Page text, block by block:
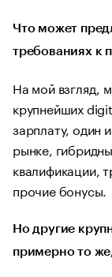
Что может
требованиях к
На мой взгляд,
крупнейших
зарплату, один
рынке,
квалификации,
прочие бонусы.
Но другие
примерно то